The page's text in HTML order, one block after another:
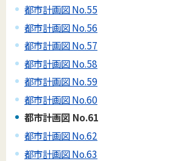
都市計画図 No.55
都市計画図 No.56
都市計画図 No.57
都市計画図 No.58
都市計画図 No.59
都市計画図 No.60
都市計画図 No.61
都市計画図 No.62
都市計画図 No.63